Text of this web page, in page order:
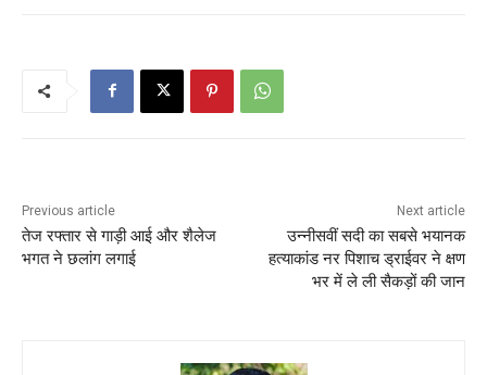
Previous article
तेज रफ्तार से गाड़ी आई और शैलेज
भगत ने छलांग लगाई
Next article
उन्नीसवीं सदी का सबसे भयानक
हत्याकांड नर पिशाच ड्राईवर ने क्षण
भर में ले ली सैकड़ों की जान